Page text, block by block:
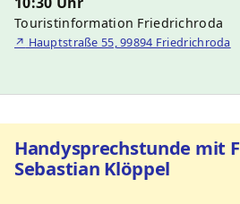
Touristinformation Friedrichroda
↗ Hauptstraße 55, 99894 Friedrichroda
Handysprechstunde mit
Sebastian Klöppel